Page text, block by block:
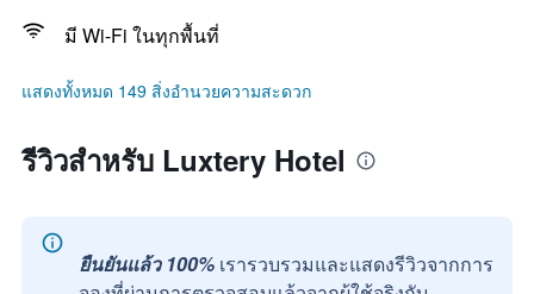
มี Wi-Fi ในทุกพื้นที่
แสดงทั้งหมด 149 สิ่งอำนวยความสะดวก
รีวิวสำหรับ Luxtery Hotel
ยืนยันแล้ว 100% เรารวบรวมและแสดงรีวิวจากการ